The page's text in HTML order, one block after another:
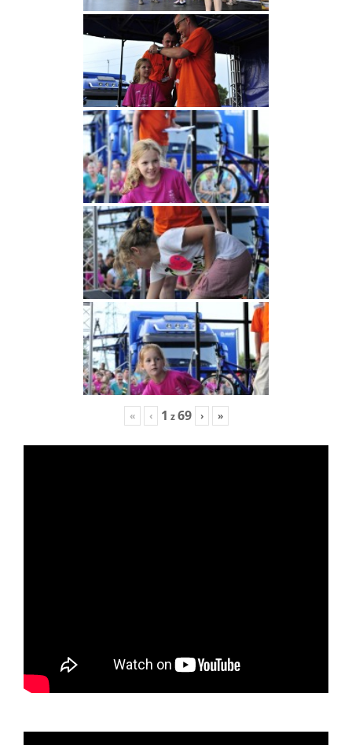
« ‹ 1 z69 › »